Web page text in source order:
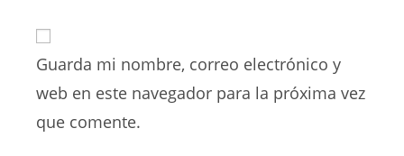
para
comentar
electrónico
para
de
tu
web
Guarda mi nombre, correo electrónico y
web en este navegador para la próxima vez
que comente.